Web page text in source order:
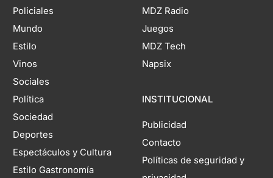
Policiales
Mundo
Estilo
Vinos
Sociales
Política
Sociedad
Deportes
Espectáculos y Cultura
Estilo Gastronomía
MDZ Radio
Juegos
MDZ Tech
Napsix
INSTITUCIONAL
Publicidad
Contacto
Políticas de seguridad y